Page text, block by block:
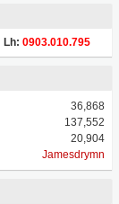
Lh: 0903.010.795
36,868
137,552
20,904
Jamesdrymn